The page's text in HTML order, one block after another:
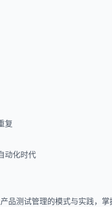
复
动化时代
品测试管理的模式与实践，